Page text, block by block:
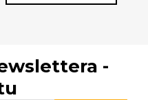
-